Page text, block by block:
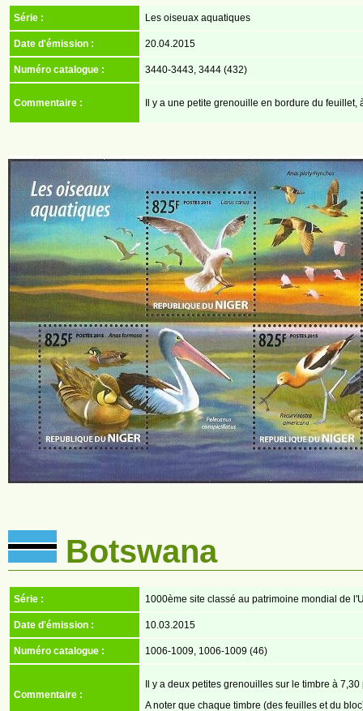
Série : Les oiseuax aquatiques
Date d'émission : 20.04.2015
Numéro catalogue : 3440-3443, 3444 (432)
Commentaire : Il y a une petite grenouille en bordure du feuillet,
Botswana
Série : 1000ème site classé au patrimoine mondial de
Date d'émission : 10.03.2015
Numéro catalogue : 1006-1009, 1006-1009 (46)
Commentaire :
Il y a deux petites grenouilles sur le timbre à
A noter que chaque timbre (des feuilles et du